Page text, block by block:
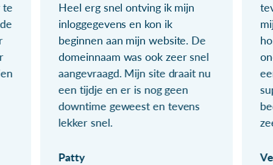
te
Heel erg snel ontving ik mijn
inloggegevens en kon ik
beginnen aan mijn website. De
domeinnaam was ook zeer snel
aangevraagd. Mijn site draait nu
een tijdje en er is nog geen
downtime geweest en tevens
lekker snel.
Patty